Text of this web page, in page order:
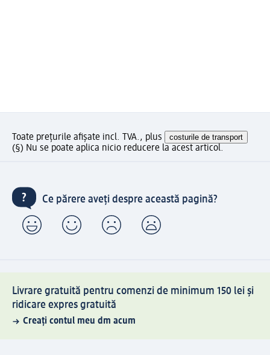
Toate prețurile afișate incl. TVA., plus costurile de transport
(§) Nu se poate aplica nicio reducere la acest articol.
Ce părere aveți despre această pagină?
Livrare gratuită pentru comenzi de minimum 150 lei și
ridicare expres gratuită
Creați contul meu dm acum